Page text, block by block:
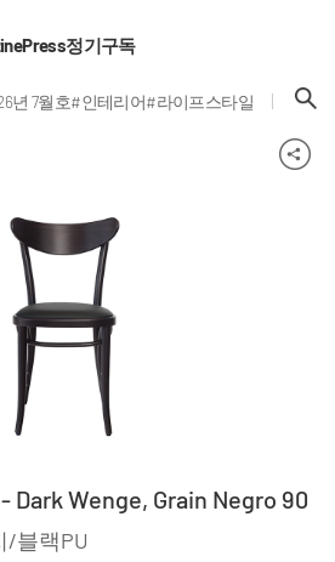
Press정기구독
년 7월호#인테리어#라이프스타일
Dark Wenge, Grain Negro 90
/블랙PU